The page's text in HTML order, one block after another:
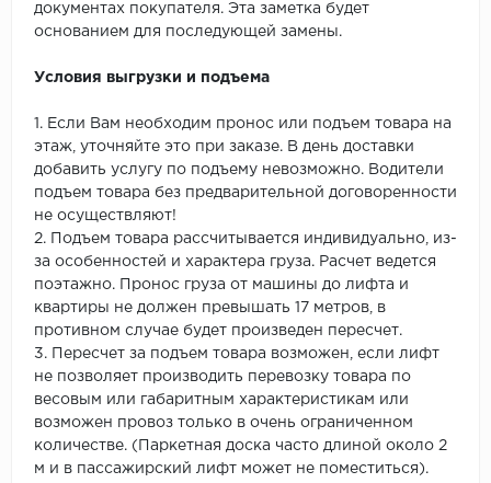
документах покупателя. Эта заметка будет
основанием для последующей замены.
Условия выгрузки и подъема
1. Если Вам необходим пронос или подъем товара на
этаж, уточняйте это при заказе. В день доставки
добавить услугу по подъему невозможно. Водители
подъем товара без предварительной договоренности
не осуществляют!
2. Подъем товара рассчитывается индивидуально, из-
за особенностей и характера груза. Расчет ведется
поэтажно. Пронос груза от машины до лифта и
квартиры не должен превышать 17 метров, в
противном случае будет произведен пересчет.
3. Пересчет за подъем товара возможен, если лифт
не позволяет производить перевозку товара по
весовым или габаритным характеристикам или
возможен провоз только в очень ограниченном
количестве. (Паркетная доска часто длиной около 2
м и в пассажирский лифт может не поместиться).